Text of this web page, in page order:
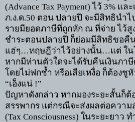
(Advance Tax Payment)ไว้ 3% แล
ภ.ง.ด.50 ตอน ปลายปี จะมีสิทธินำไ
รายมียอดภาษีที่ถูกหัก ณ ที่จ่าย ไว้สู
ชำระตอนปลายปี ก็ย่อมมีสิทธิขอคื
แฮ่ๆ…ทฤษฎีว่าไว้อย่างนั้น…แต่ ใ
หากมีห่านตัวใดจะได้รับคืนเงินภาษี
โดยไม่ฟกช้ำ หรือเสียเหงื่อ ก็ต้องชู
“เอ็งแน่ !”
ปัญหาดังกล่าว หากมองระยะสั้นก็ต้
สรรพากร แต่กรณีจะส่งผลต่อความ
(Tax Consciousness) ในระยะยาว ท